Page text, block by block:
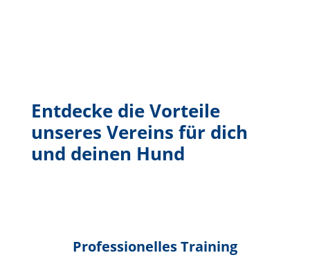
Entdecke die Vorteile
unseres Vereins für dich
und deinen Hund
Professionelles Training